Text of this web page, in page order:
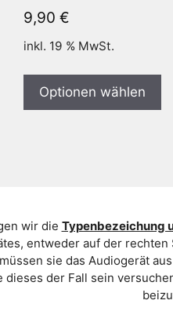
9,90 €
inkl. 19 % MwSt.
Optionen wählen
wir die Typenbezeichung
entweder auf der
sie das Audiogerät
der Fall sein